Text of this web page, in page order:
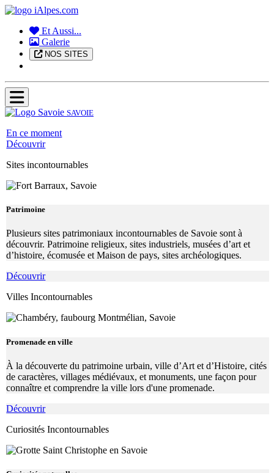
Et Aussi...
Galerie
NOS SITES
SAVOIE
En ce moment
Découvrir
Sites incontournables
Patrimoine
Plusieurs sites patrimoniaux incontournables de Savoie sont à
découvrir. Patrimoine religieux, sites industriels, musées d’art et
d’histoire, écomusée et Maison de pays, sites archéologiques.
Découvrir
Villes Incontournables
Promenade en ville
À la découverte du patrimoine urbain, ville d’Art et d’Histoire, cités
de caractères, villages médiévaux, et monuments, une façon pour
connaître et comprendre la ville lors d'une promenade.
Découvrir
Curiosités Incontournables